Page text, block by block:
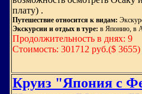
плату) .
Путешествие относится к видам:
Экскурсии и отдых в туре: в Японию, в
Продолжительность в днях: 9
Стоимость: 301712 руб.($ 3655)
Круиз "Япония с